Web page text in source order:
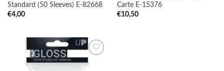
Standard (50 Sleeves) E-82668
€4,00
Carte E-15376
€10,50